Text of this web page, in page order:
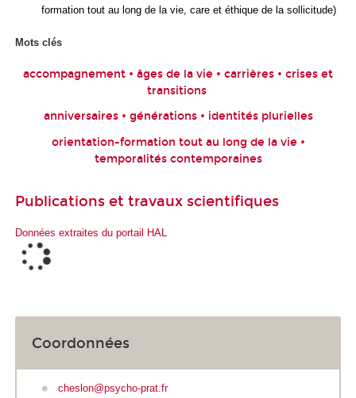
formation tout au long de la vie, care et éthique de la sollicitude)
Mots clés
accompagnement • âges de la vie • carrières • crises et
transitions
anniversaires • générations • identités plurielles
orientation-formation tout au long de la vie •
temporalités contemporaines
Publications et travaux scientifiques
Données extraites du portail HAL
Coordonnées
cheslon@psycho-prat.fr